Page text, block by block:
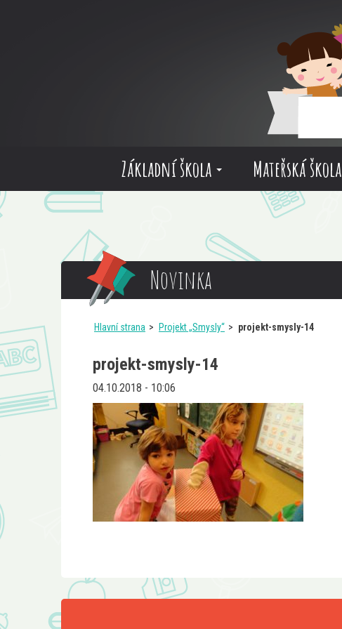
Základní škola Mateřská škola
Novinka
Hlavní strana Projekt „Smysly“ projekt-smysly-14
projekt-smysly-14
04.10.2018 - 10:06